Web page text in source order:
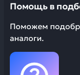
Помощь в
Поможем
аналоги.